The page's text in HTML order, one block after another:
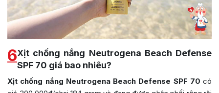
6Xịt chống nắng Neutrogena Beach Defense
SPF 70 giá bao nhiêu?
Xịt chống nắng Neutrogena Beach Defense SPF 70 có